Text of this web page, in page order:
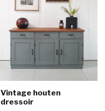
Vintage houten
dressoir